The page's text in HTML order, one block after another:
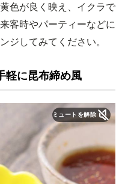
色が良く映え、イクラで
客時やパーティーなどに
ジしてみてください。
軽に昆布締め風
ミュートを解除